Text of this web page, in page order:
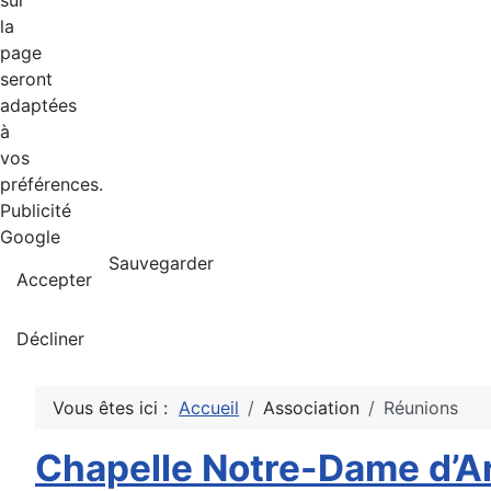
Vous êtes ici : Accueil Association Réunions
Chapelle Notre-Dame
la
page
seront
adaptées
à
vos
préférences.
Publicité
Google
Accepter
Décliner
Sauvegarder